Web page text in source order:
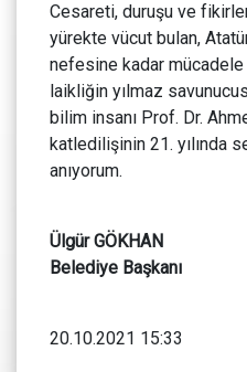
Cesareti, duruşu ve
yürekte vücut bulan,
nefesine kadar
laikliğin yılmaz
bilim insanı Prof. Dr.
katledilişinin 21. yılında
anıyorum.
Ülgür GÖKHAN
Belediye Başkanı
20.10.2021 15:33